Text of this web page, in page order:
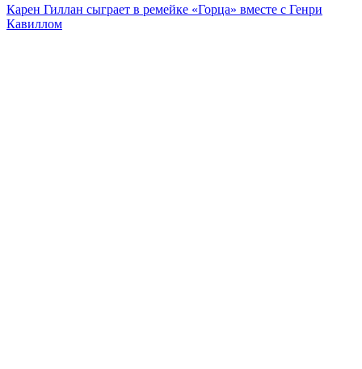
Карен Гиллан сыграет в ремейке «Горца» вместе с Генри
Кавиллом